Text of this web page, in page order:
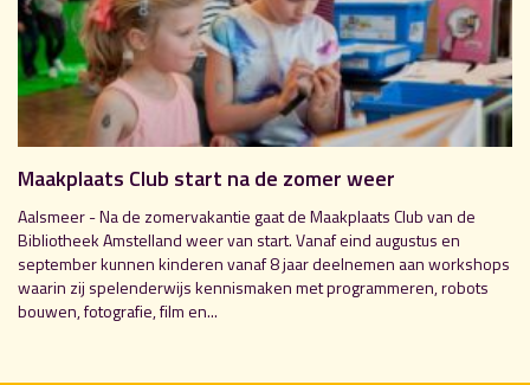
Maakplaats Club start na de zomer weer
Aalsmeer - Na de zomervakantie gaat de Maakplaats Club van de
Bibliotheek Amstelland weer van start. Vanaf eind augustus en
september kunnen kinderen vanaf 8 jaar deelnemen aan workshops
waarin zij spelenderwijs kennismaken met programmeren, robots
bouwen, fotografie, film en...